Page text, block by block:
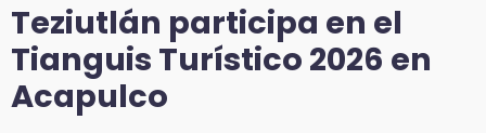
Teziutlán participa en el
Tianguis Turístico 2026 en
Acapulco